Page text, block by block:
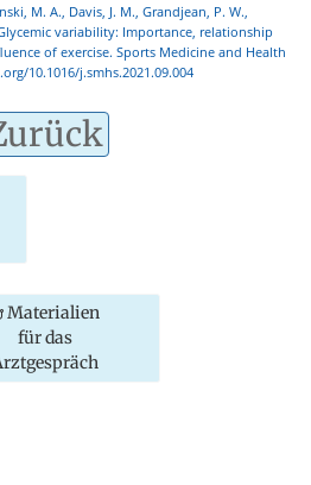
M. A., Davis, J. M., Grandjean, P. W.,
variability: Importance, relationship
of exercise. Sports Medicine and Health
10.1016/j.smhs.2021.09.004
Materialien
für das